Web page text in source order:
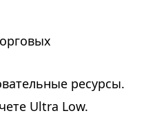
ресурсы.
Ultra Low.